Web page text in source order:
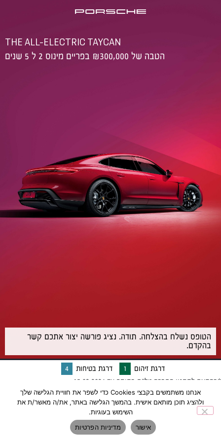
THE ALL-ELECTRIC TAYCAN
הטבה של ₪300,000 בפריים מינוס 2 ל 5 שנים
הטופס נשלח בהצלחה. תודה. נציג פורשה יצור אתכם קשר
בהקדם.
דרגת זיהום 1 דרגת בטיחות
4
*בהתאם לתקנון החברה טל״ח בתוקף עד 15.02.2024
אנחנו משתמשים בקבצי Cookies כדי לשפר את חוויית הגלישה שלך
ולהציג תוכן מותאם אישית. בהמשך הגלישה באתר, את/ה מאשר/ת את
השימוש בעוגיות.
אישור
מדיניות הפרטיות